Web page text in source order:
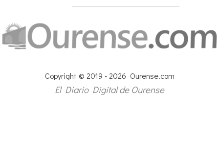
Copyright © 2019 - 2026 Ourense.com
El Diario Digital de Ourense